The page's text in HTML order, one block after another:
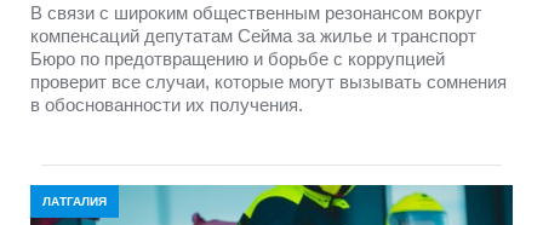
В связи с широким общественным резонансом вокруг
компенсаций депутатам Сейма за жилье и транспорт
Бюро по предотвращению и борьбе с коррупцией
проверит все случаи, которые могут вызывать сомнения
в обоснованности их получения.
ЛАТГАЛИЯ